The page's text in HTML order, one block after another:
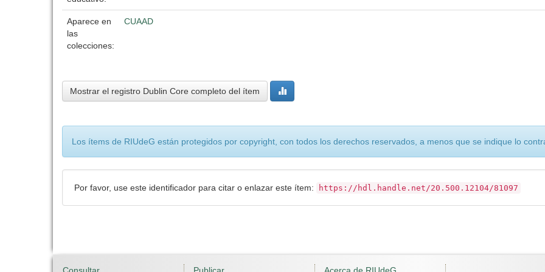
Aparece en
las
colecciones:
CUAAD
Mostrar el registro Dublin Core completo del ítem
Los ítems de RIUdeG están protegidos por copyright, con todos los derechos reservados, a menos que se indique lo
Por favor, use este identificador para citar o enlazar este ítem: https://hdl.handle.net/20.500.12104/81097